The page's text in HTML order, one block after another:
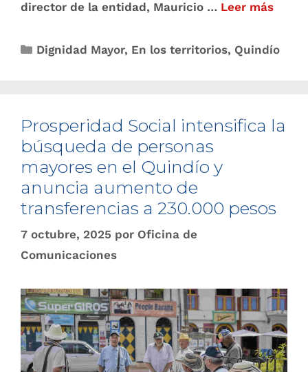
director de la entidad, Mauricio … Leer más
Dignidad Mayor, En los territorios, Quindío
Prosperidad Social intensifica la
búsqueda de personas
mayores en el Quindío y
anuncia aumento de
transferencias a 230.000 pesos
7 octubre, 2025 por Oficina de
Comunicaciones